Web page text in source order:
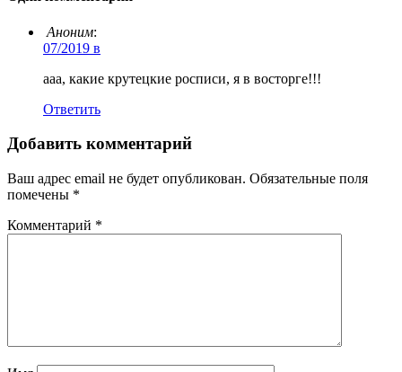
Аноним:
07/2019 в
ааа, какие крутецкие росписи, я в восторге!!!
Ответить
Добавить комментарий
Ваш адрес email не будет опубликован. Обязательные поля
помечены *
Комментарий *